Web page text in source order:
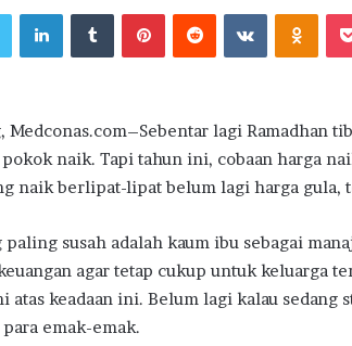
email
TwitterLinkedInTumblrPinterestReddit VKontakte
Medconas.com–Sebentar lagi Ramadhan
naik. Tapi tahun ini, cobaan harga
naik berlipat-lipat belum lagi harga gula,
paling susah adalah kaum ibu sebagai
agar tetap cukup untuk keluarga
atas keadaan ini. Belum lagi kalau
emak-emak.